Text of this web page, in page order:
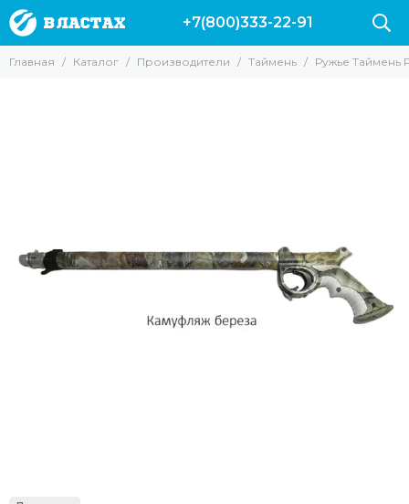
Производители
Скорпена
H.DESSAULT
+7(800)333-22-91
Главная Каталог Производители Таймень Ружье Таймень